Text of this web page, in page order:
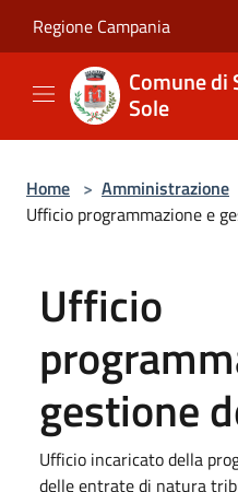
Regione Campania
Comune di
Sole
Home > Amministrazione
Ufficio programmazione e
Ufficio
gestione
Ufficio incaricato della
delle entrate di natura